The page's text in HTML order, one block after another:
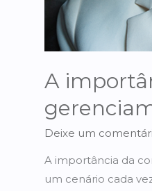
A
Deixe um
A importância da
um cenário cada
corporativas